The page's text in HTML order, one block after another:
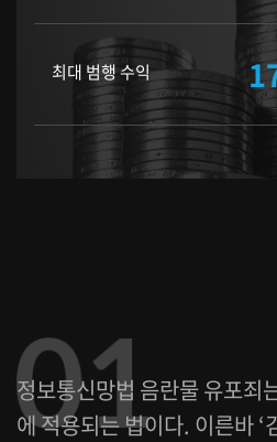
최대 범행 수익
정보통신망법 음란물 유포죄
에 적용되는 법이다. 이른바 ‘